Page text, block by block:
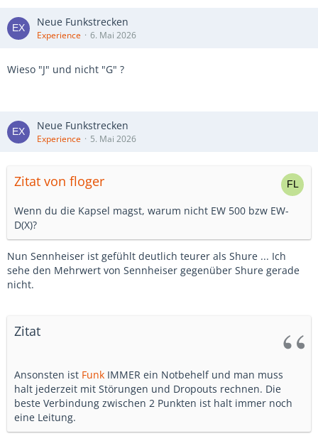
Neue Funkstrecken
Experience 6. Mai 2026
Wieso "J" und nicht "G" ?
Neue Funkstrecken
Experience 5. Mai 2026
Zitat von floger
Wenn du die Kapsel magst, warum nicht EW 500 bzw EW-
D(X)?
Nun Sennheiser ist gefühlt deutlich teurer als Shure ... Ich
sehe den Mehrwert von Sennheiser gegenüber Shure gerade
nicht.
Zitat
Ansonsten ist Funk IMMER ein Notbehelf und man muss
halt jederzeit mit Störungen und Dropouts rechnen. Die
beste Verbindung zwischen 2 Punkten ist halt immer noch
eine Leitung.